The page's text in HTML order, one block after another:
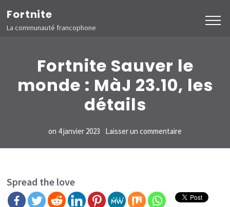
Aller
au
contenu
Fortnite
La communauté francophone
Fortnite Sauver le
monde : MàJ 23.10, les
détails
on 4 janvier 2023 Laisser un commentaire
Fortnite
monde
Spread the love